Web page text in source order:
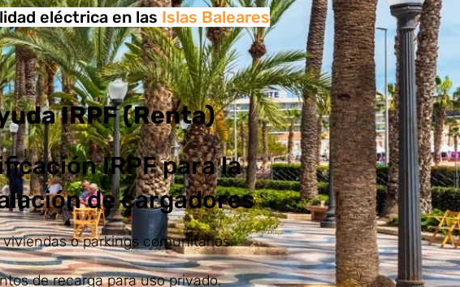
eléctrica en las Islas Baleares
IRPF (Renta)
IRPF para la
de cargadores
viviendas o parkings comunitarios.
de recarga para uso privado.